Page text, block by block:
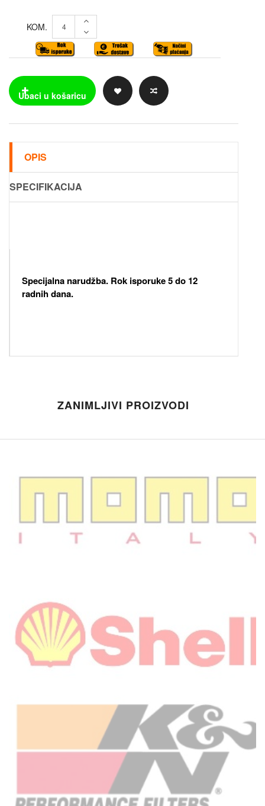
KOM.
OPIS
SPECIFIKACIJA
Specijalna narudžba. Rok isporuke 5 do 12
radnih dana.
ZANIMLJIVI PROIZVODI